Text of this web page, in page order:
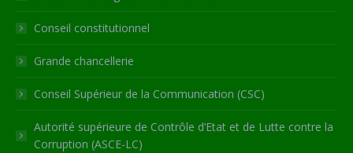
new
window
new
window
new
window
new
window
in
new
Conseil constitutionnel
Grande chancellerie
Conseil Supérieur de la Communication (CSC)
Autorité supérieure de Contrôle d’Etat et de Lutte contre la
Corruption (ASCE-LC)